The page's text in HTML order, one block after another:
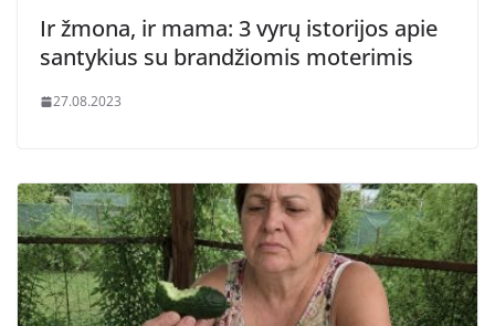
Ir žmona, ir mama: 3 vyrų istorijos apie
santykius su brandžiomis moterimis
27.08.2023